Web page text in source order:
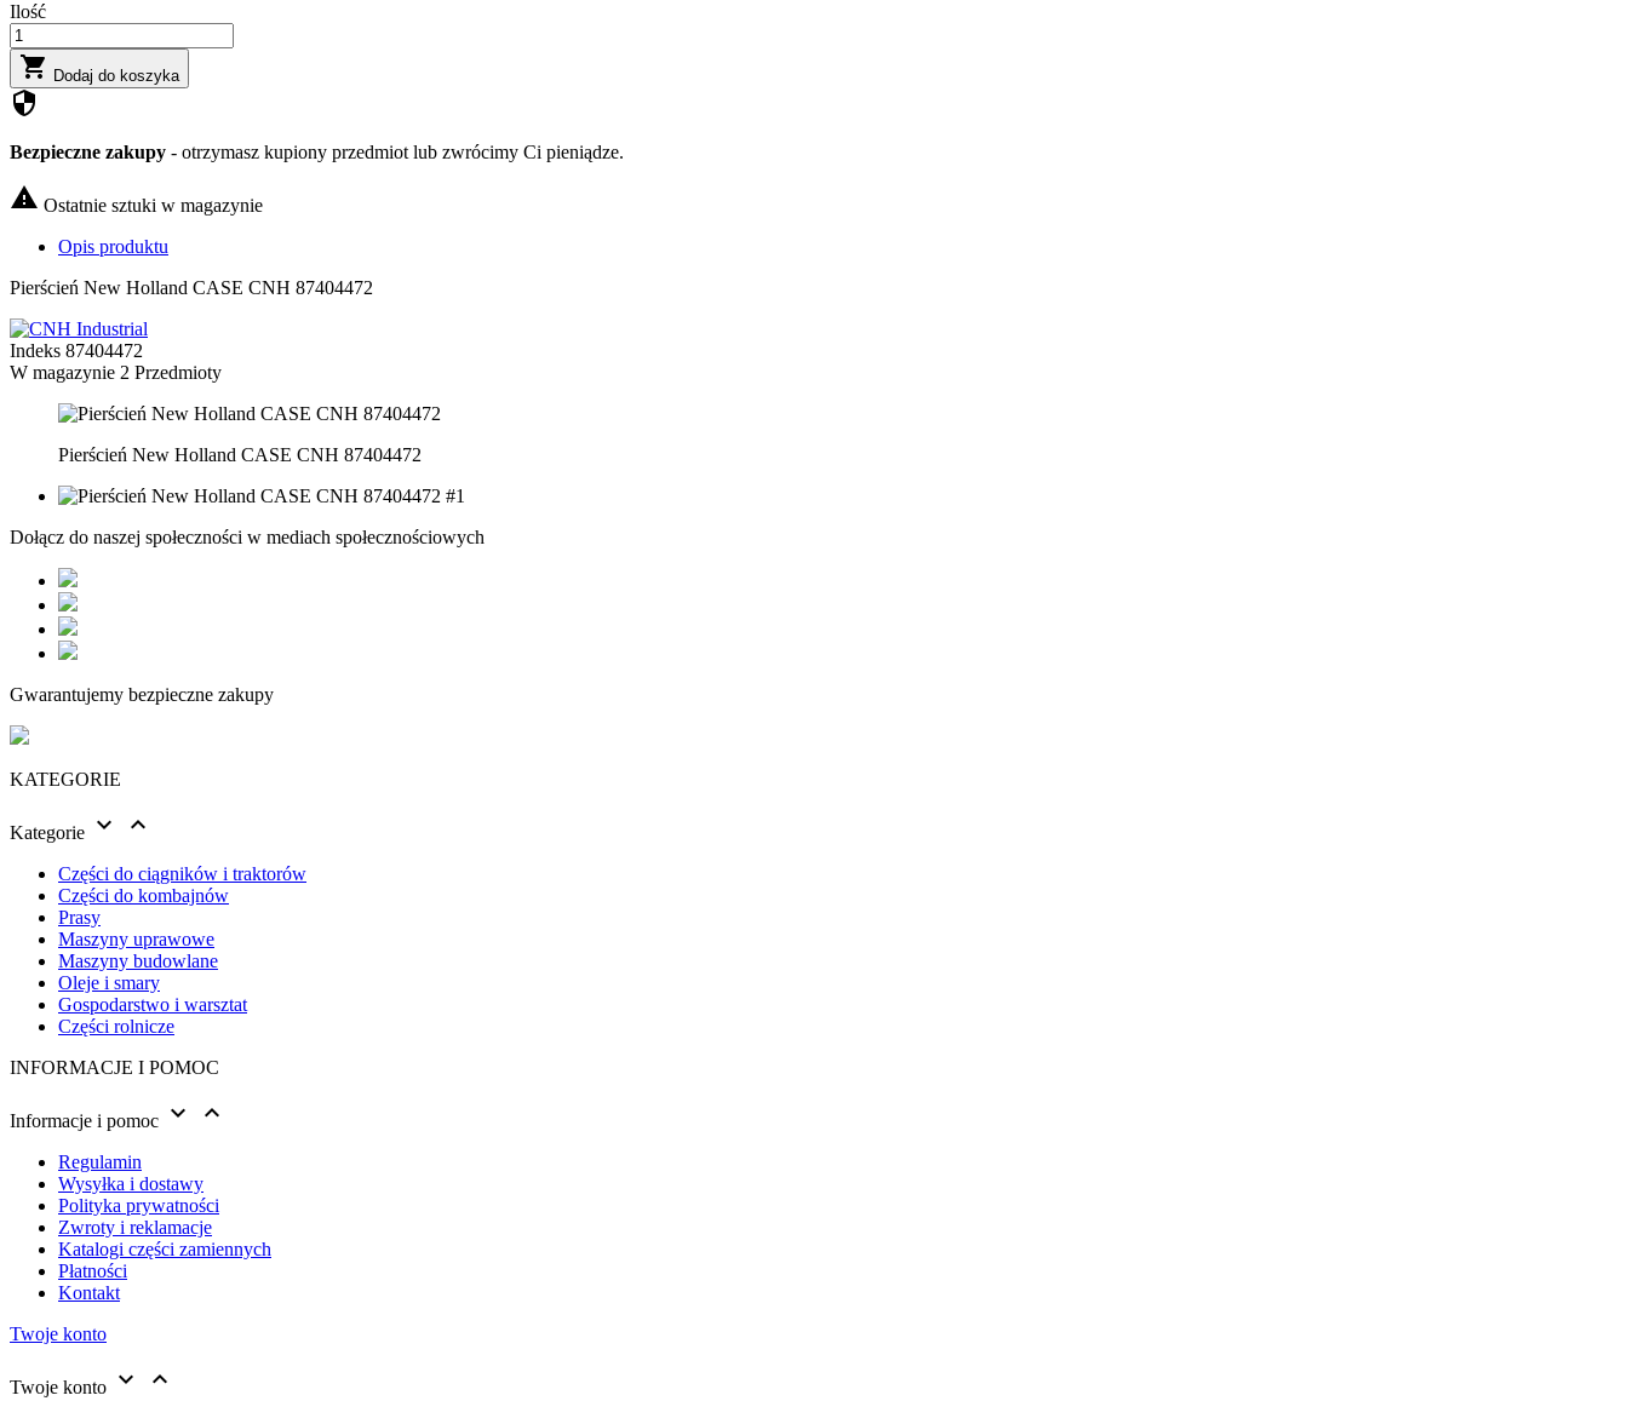
Ilość
 Dodaj do koszyka
security
Bezpieczne zakupy - otrzymasz kupiony przedmiot lub zwrócimy Ci pieniądze.
 Ostatnie sztuki w magazynie
Opis produktu
Pierścień New Holland CASE CNH 87404472
Indeks 87404472
W magazynie 2 Przedmioty
Pierścień New Holland CASE CNH 87404472
Dołącz do naszej społeczności w mediach społecznościowych
Gwarantujemy bezpieczne zakupy
KATEGORIE
Kategorie  
Części do ciągników i traktorów
Części do kombajnów
Prasy
Maszyny uprawowe
Maszyny budowlane
Oleje i smary
Gospodarstwo i warsztat
Części rolnicze
INFORMACJE I POMOC
Informacje i pomoc  
Regulamin
Wysyłka i dostawy
Polityka prywatności
Zwroty i reklamacje
Katalogi części zamiennych
Płatności
Kontakt
Twoje konto
Twoje konto  